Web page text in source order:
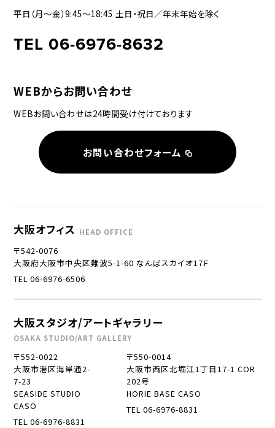
平日（月〜金）9:45〜18:45 土日・祝日／年末年始を除く
TEL 06-6976-8632
WEBからお問い合わせ
WEBお問い合わせは24時間受け付けております
お問い合わせフォーム
大阪オフィス HEAD OFFICE
〒542-0076
大阪府大阪市中央区難波5-1-60 なんばスカイオ17Ｆ
TEL 06-6976-6506
大阪スタジオ/アートギャラリー
OSAKA STUDIO/ART GALLERY
〒552-0022
大阪市港区海岸通2-
7-23
SEASIDE STUDIO
CASO
TEL 06-6976-8831
〒550-0014
大阪市西区北堀江1丁目17-1 COR
202号
HORIE BASE CASO
TEL 06-6976-8831